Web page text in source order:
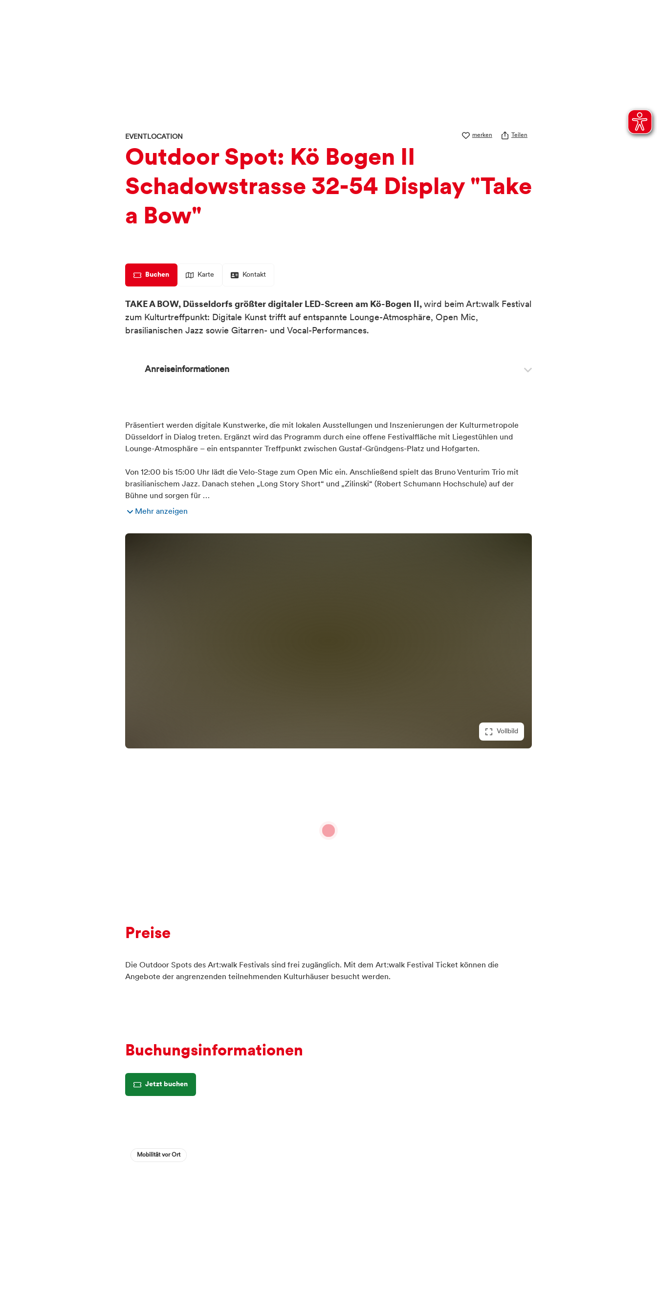
EVENTLOCATION merken Teilen
Outdoor Spot: Kö Bogen II
Schadowstrasse 32-54 Display "Take
a Bow"
Buchen Karte Kontakt
TAKE A BOW, Düsseldorfs größter digitaler LED-Screen am Kö-Bogen II, wird beim Art:walk Festival
zum Kulturtreffpunkt: Digitale Kunst trifft auf entspannte Lounge-Atmosphäre, Open Mic,
brasilianischen Jazz sowie Gitarren- und Vocal-Performances.
Anreiseinformationen
Bahnhof in der Nähe
Präsentiert werden digitale Kunstwerke, die mit lokalen Ausstellungen und Inszenierungen der Kulturmetropole
Düsseldorf in Dialog treten. Ergänzt wird das Programm durch eine offene Festivalfläche mit Liegestühlen und
Lounge-Atmosphäre – ein entspannter Treffpunkt zwischen Gustaf-Gründgens-Platz und Hofgarten.
Von 12:00 bis 15:00 Uhr lädt die Velo-Stage zum Open Mic ein. Anschließend spielt das Bruno Venturim Trio mit
brasilianischem Jazz. Danach stehen „Long Story Short“ und „Zilinski“ (Robert Schumann Hochschule) auf der
Bühne und sorgen für …
Mehr anzeigen
Vollbild
Preise
Die Outdoor Spots des Art:walk Festivals sind frei zugänglich. Mit dem Art:walk Festival Ticket können die
Angebote der angrenzenden teilnehmenden Kulturhäuser besucht werden.
Buchungsinformationen
Jetzt buchen
Mobilität vor Ort